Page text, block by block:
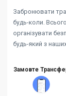
Забронювати
будь-коли.
організувати
будь-який з
Замовте